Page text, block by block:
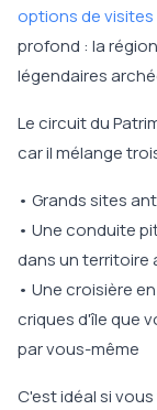
options de visites
profond : la
légendaires
Le circuit du
car il mélange
• Grands sites
• Une conduite
dans un territoire
• Une croisière
criques d'île que
par vous-même
C'est idéal si